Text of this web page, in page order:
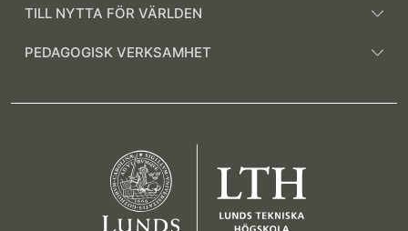
TILL NYTTA FÖR VÄRLDEN
PEDAGOGISK VERKSAMHET